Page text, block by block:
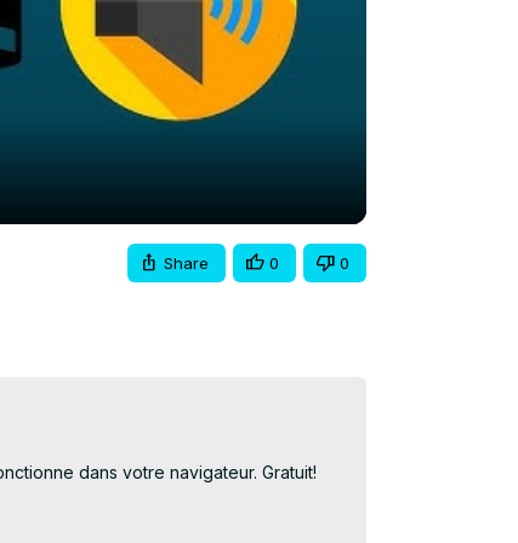
Share 0 0
dans votre navigateur. Gratuit!